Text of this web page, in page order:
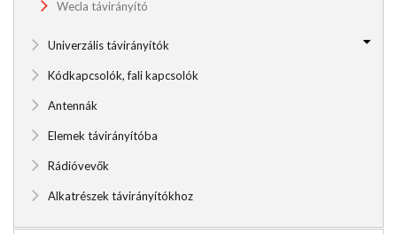
Wecla távirányító
Univerzális távirányítók
Kódkapcsolók, fali kapcsolók
Antennák
Elemek távirányítóba
Rádióvevők
Alkatrészek távirányítókhoz